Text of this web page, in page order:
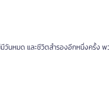
นหมด และชีวิตสำรองอีกหนึ่งครั้ง พ